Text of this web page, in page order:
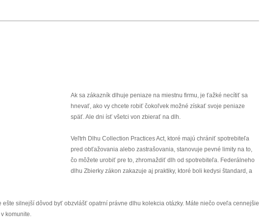
Ak sa zákazník dlhuje peniaze na miestnu firmu, je ťažké necítiť sa
hnevať, ako vy chcete robiť čokoľvek možné získať svoje peniaze
späť. Ale dni ísť všetci von zbierať na dlh.
Veľtrh Dlhu Collection Practices Act, ktoré majú chrániť spotrebiteľa
pred obťažovania alebo zastrašovania, stanovuje pevné limity na to,
čo môžete urobiť pre to, zhromaždiť dlh od spotrebiteľa. Federálneho
dlhu Zbierky zákon zakazuje aj praktiky, ktoré boli kedysi štandard, a
ešte silnejší dôvod byť obzvlášť opatrní právne dlhu kolekcia otázky. Máte niečo oveľa cennejšie
komunite.